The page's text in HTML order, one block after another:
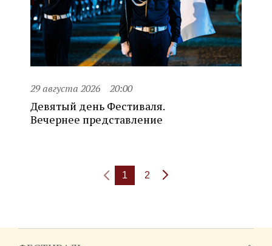
29 августа 2026 20:00
Девятый день Фестиваля.
Вечернее представление
1 2